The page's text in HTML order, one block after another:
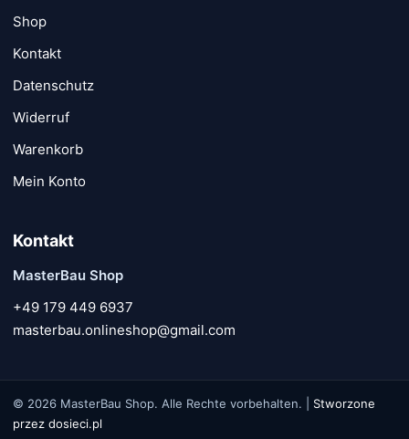
Shop
Kontakt
Datenschutz
Widerruf
Warenkorb
Mein Konto
Kontakt
MasterBau Shop
+49 179 449 6937
masterbau.onlineshop@gmail.com
© 2026 MasterBau Shop. Alle Rechte vorbehalten. | Stworzone
przez dosieci.pl